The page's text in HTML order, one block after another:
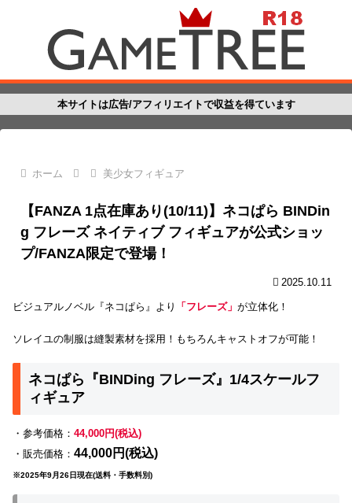
本サイトは広告/アフィリエイトで収益を得ています
ホーム 美少女フィギュア
【FANZA 1点在庫あり(10/11)】ネコぱら BINDin
g フレーズ ネイティブ フィギュアが公式ショッ
プ/FANZA限定で登場！
2025.10.11
ビジュアルノベル『ネコぱら』より 「フレーズ」 が立体化！
ソレイユの制服は縫製素材を採用！もちろんキャストオフが可能！
ネコぱら『BINDing フレーズ』1/4スケールフ
ィギュア
・参考価格： 44,000円(税込)
・販売価格： 44,000円(税込)
※2025年9月26日現在(送料・手数料別)